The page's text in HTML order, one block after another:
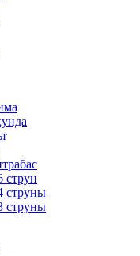
струн
струны
струны